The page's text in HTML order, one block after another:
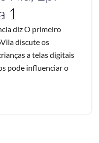
1
diz O primeiro
discute os
a telas digitais
pode influenciar o